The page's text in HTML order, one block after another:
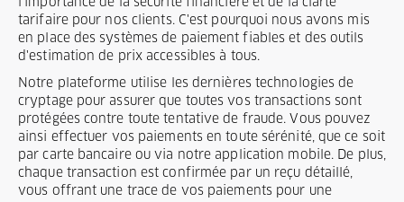
l'importance de la sécurité financière et de la clarté
tarifaire pour nos clients. C'est pourquoi nous avons mis
en place des systèmes de paiement fiables et des outils
d'estimation de prix accessibles à tous.
Notre plateforme utilise les dernières technologies de
cryptage pour assurer que toutes vos transactions sont
protégées contre toute tentative de fraude. Vous pouvez
ainsi effectuer vos paiements en toute sérénité, que ce soit
par carte bancaire ou via notre application mobile. De plus,
chaque transaction est confirmée par un reçu détaillé,
vous offrant une trace de vos paiements pour une